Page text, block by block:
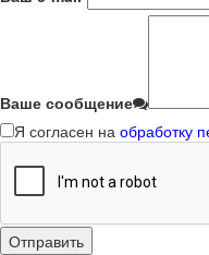
Ваше сообщение
Я согласен на обработку